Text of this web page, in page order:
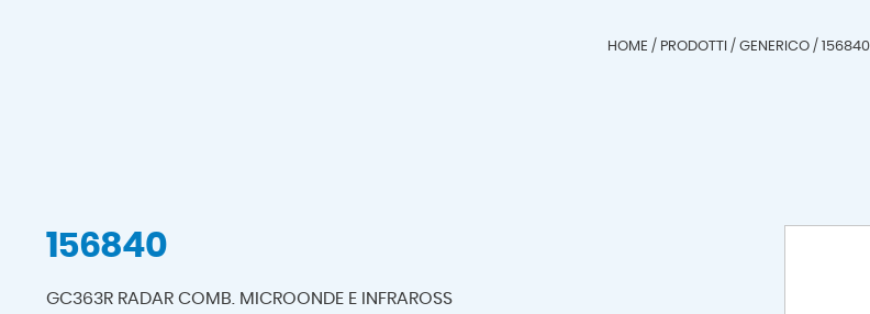
HOME / PRODOTTI / GENERICO/ 156840
156840
GC363R RADAR COMB. MICROONDE E INFRAROSS